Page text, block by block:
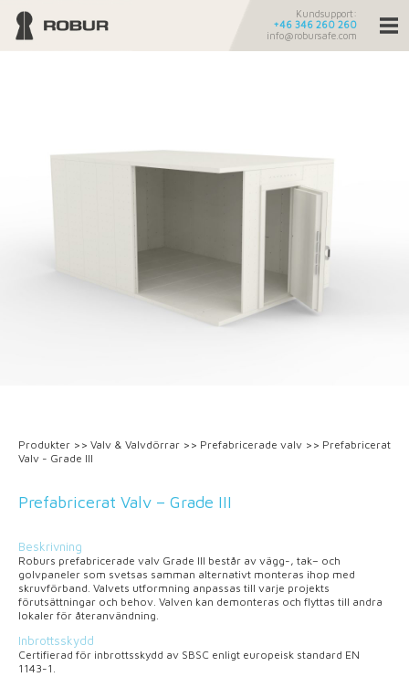
Kundsupport:
+46 346 260 260
info@robursafe.com
Produkter >> Valv & Valvdörrar >> Prefabricerade valv >> Prefabricerat
Valv - Grade III
Prefabricerat Valv – Grade III
Beskrivning
Roburs prefabricerade valv Grade III består av vägg-, tak– och
golvpaneler som svetsas samman alternativt monteras ihop med
skruvförband. Valvets utformning anpassas till varje projekts
förutsättningar och behov. Valven kan demonteras och flyttas till andra
lokaler för återanvändning.
Inbrottsskydd
Certifierad för inbrottsskydd av SBSC enligt europeisk standard EN
1143-1.